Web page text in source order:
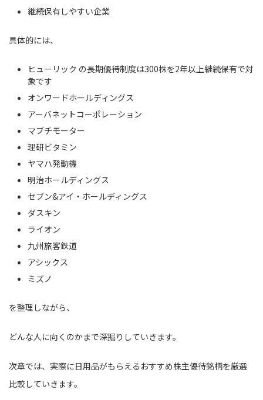
継続保有しやすい企業
具体的には、
ヒューリック の長期優待制度は300株を2年以上継続保有で対
象です
オンワードホールディングス
アーバネットコーポレーション
マブチモーター
理研ビタミン
ヤマハ発動機
明治ホールディングス
セブン&アイ・ホールディングス
ダスキン
ライオン
九州旅客鉄道
アシックス
ミズノ
を整理しながら、
どんな人に向くのかまで深掘りしていきます。
次章では、実際に日用品がもらえるおすすめ株主優待銘柄を厳選
比較していきます。